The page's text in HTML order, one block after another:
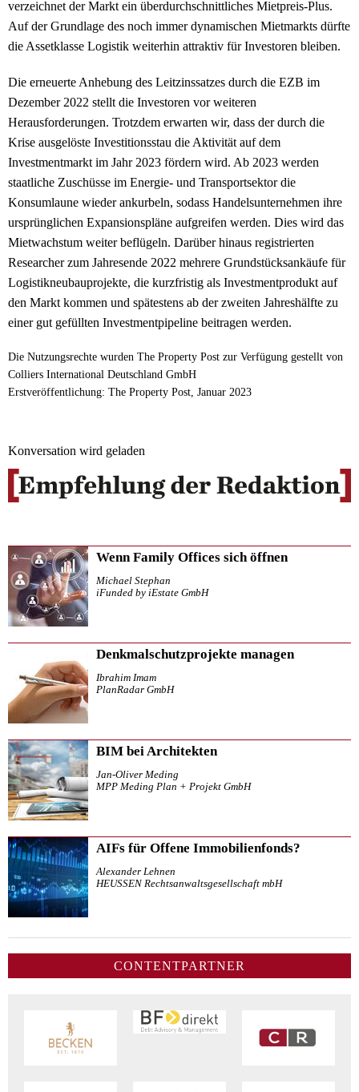
verzeichnet der Markt ein überdurchschnittliches Mietpreis-Plus.
Auf der Grundlage des noch immer dynamischen Mietmarkts dürfte
die Assetklasse Logistik weiterhin attraktiv für Investoren bleiben.
Die erneuerte Anhebung des Leitzinssatzes durch die EZB im
Dezember 2022 stellt die Investoren vor weiteren
Herausforderungen. Trotzdem erwarten wir, dass der durch die
Krise ausgelöste Investitionsstau die Aktivität auf dem
Investmentmarkt im Jahr 2023 fördern wird. Ab 2023 werden
staatliche Zuschüsse im Energie- und Transportsektor die
Konsumlaune wieder ankurbeln, sodass Handelsunternehmen ihre
ursprünglichen Expansionspläne aufgreifen werden. Dies wird das
Mietwachstum weiter beflügeln. Darüber hinaus registrierten
Researcher zum Jahresende 2022 mehrere Grundstücksankäufe für
Logistikneubauprojekte, die kurzfristig als Investmentprodukt auf
den Markt kommen und spätestens ab der zweiten Jahreshälfte zu
einer gut gefüllten Investmentpipeline beitragen werden.
Die Nutzungsrechte wurden The Property Post zur Verfügung gestellt von
Colliers International Deutschland GmbH
Erstveröffentlichung: The Property Post, Januar 2023
Konversation wird geladen
Wenn Family Offices sich öffnen
Michael Stephan
iFunded by iEstate GmbH
Denkmalschutzprojekte managen
Ibrahim Imam
PlanRadar GmbH
BIM bei Architekten
Jan-Oliver Meding
MPP Meding Plan + Projekt GmbH
AIFs für Offene Immobilienfonds?
Alexander Lehnen
HEUSSEN Rechtsanwaltsgesellschaft mbH
CONTENTPARTNER